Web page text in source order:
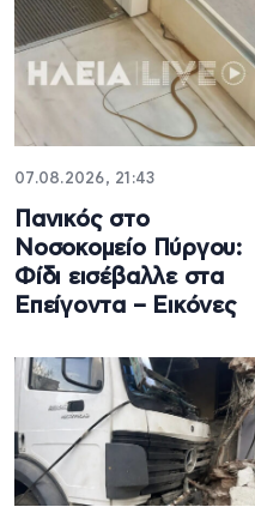
07.08.2026, 21:43
Πανικός στο
Νοσοκομείο Πύργου:
Φίδι εισέβαλλε στα
Επείγοντα – Εικόνες